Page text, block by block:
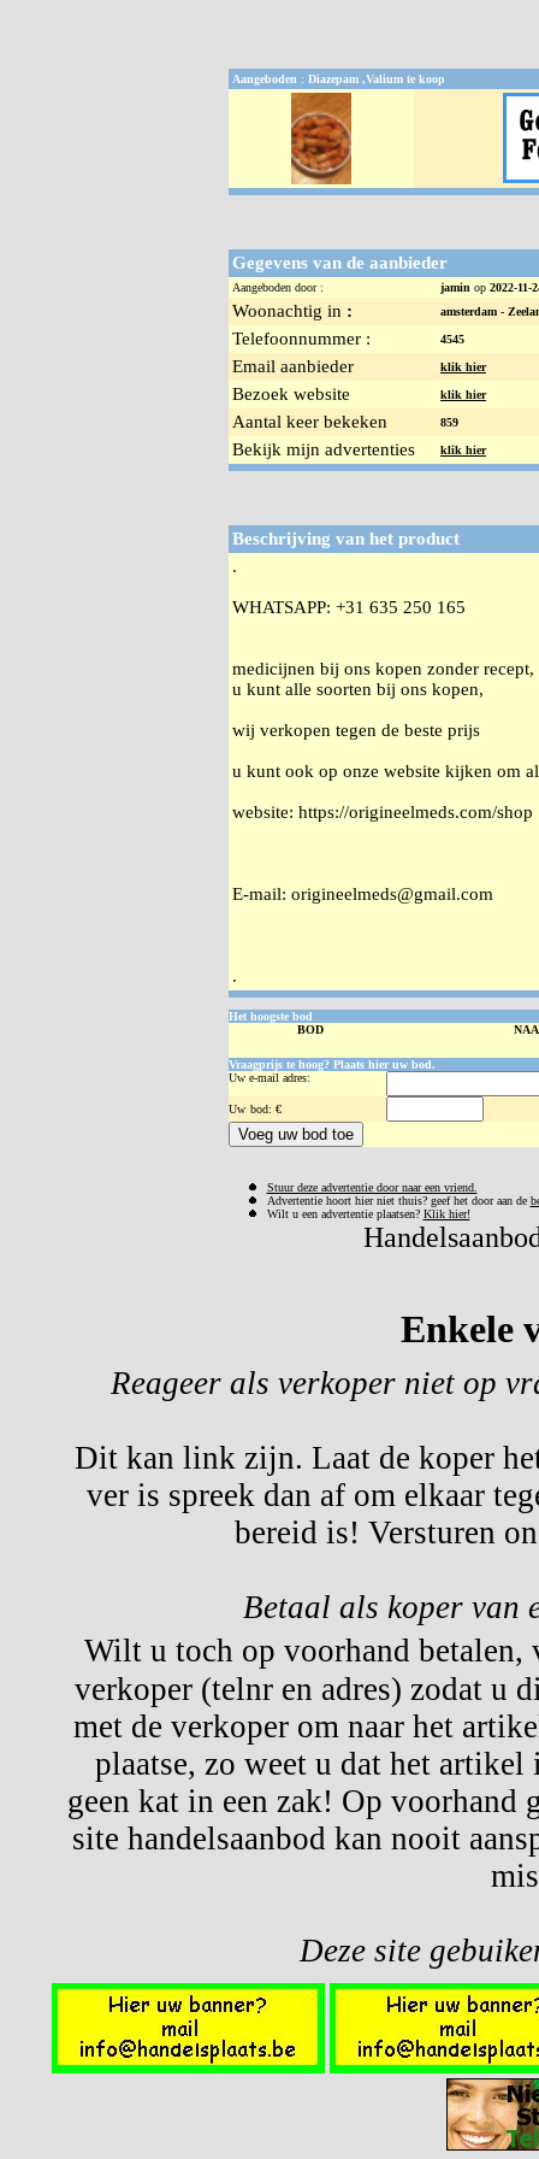
Aangeboden : Diazepam ,Valium te koop
Gegevens van de aanbieder
Aangeboden door : jamin op 2022-11-
Woonachtig in : amsterdam -
Telefoonnummer : 4545
Email aanbieder klik hier
Bezoek website klik hier
Aantal keer bekeken 859
Bekijk mijn advertenties klik hier
Beschrijving van het product
.
WHATSAPP: +31 635 250 165
medicijnen bij ons kopen zonder recept,
u kunt alle soorten bij ons kopen,
wij verkopen tegen de beste prijs
u kunt ook op onze website kijken om
website: https://origineelmeds.com/shop
E-mail: origineelmeds@gmail.com
.
Het hoogste bod
BOD
Vraagprijs te hoog? Plaats hier uw bod.
Uw e-mail adres:
Uw bod: €
Stuur deze advertentie door naar een vriend.
Advertentie hoort hier niet thuis? geef het door aan de
Wilt u een advertentie plaatsen? Klik hier!
Enkele
Reageer als verkoper niet op
Dit kan link zijn. Laat de koper
ver is spreek dan af om elkaar
bereid is! Versturen
Betaal als koper van
Wilt u toch op voorhand
verkoper (telnr en adres) zodat u
met de verkoper om naar het
plaatse, zo weet u dat het artikel
geen kat in een zak! Op
site handelsaanbod kan nooit
Deze site